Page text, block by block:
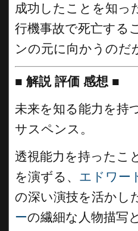
成功したことを知っ
行機事故で死亡する
ンの元に向かうのだ
■ 解説 評価 感想 ■
未来を知る能力を持
サスペンス。
透視能力を持ったこ
を演ずる、 エドワー
の深い演技を活かし
ーの繊細な人物描写